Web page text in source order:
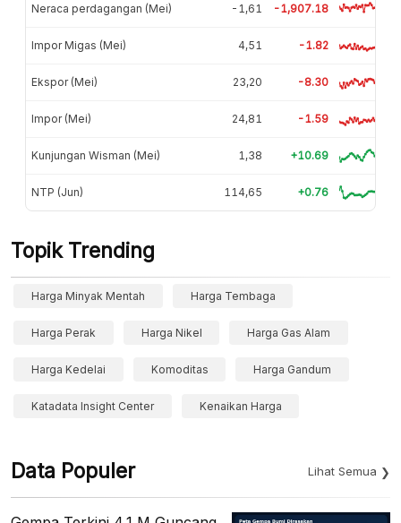
Neraca perdagangan (Mei) -1,61 -1,907.18
Impor Migas (Mei) 4,51 -1.82
Ekspor (Mei) 23,20 -8.30
Impor (Mei) 24,81 -1.59
Kunjungan Wisman (Mei) 1,38 +10.69
NTP (Jun) 114,65 +0.76
Topik Trending
Harga Minyak Mentah Harga Tembaga
Harga Perak Harga Nikel Harga Gas Alam
Harga Kedelai Komoditas Harga Gandum
Katadata Insight Center Kenaikan Harga
Data Populer Lihat Semua